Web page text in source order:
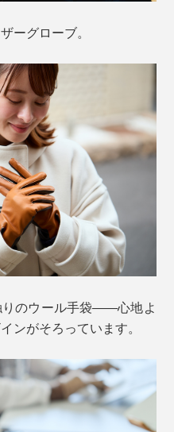
ーグローブ。
りのウール手袋――心地よ
ンがそろっています。